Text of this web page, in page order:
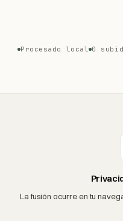
Procesado local 0
La fusión ocurre en tu